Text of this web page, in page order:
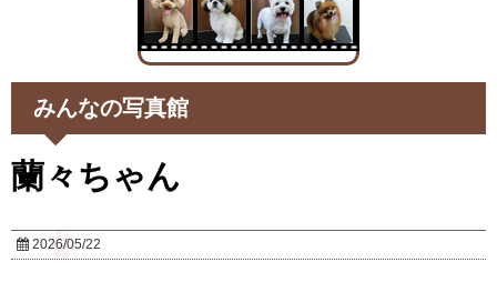
みんなの写真館
蘭々ちゃん
2026/05/22